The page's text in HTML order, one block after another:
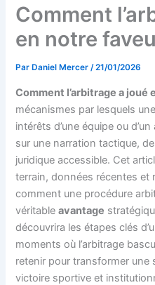
Comment
en notre
Par Daniel Mercer/21/01/2026
Comment l’arbitrage a joué
mécanismes par lesquels
intérêts d’une équipe ou
sur une narration tactique,
juridique accessible. Cet
terrain, données récentes et
comment une procédure
véritableavantage
découvrira les étapes clés
moments où l’arbitrage
retenir pour transformer une
victoire sportive et